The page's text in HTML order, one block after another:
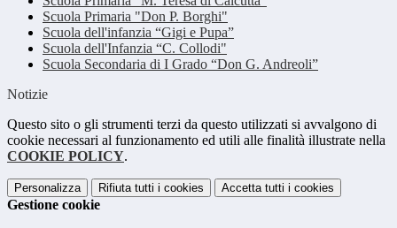
Scuola Primaria "Don P. Borghi"
Scuola dell'infanzia “Gigi e Pupa”
Scuola dell'Infanzia “C. Collodi"
Scuola Secondaria di I Grado “Don G. Andreoli”
Notizie
Questo sito o gli strumenti terzi da questo utilizzati si avvalgono di
cookie necessari al funzionamento ed utili alle finalità illustrate nella
COOKIE POLICY.
Personalizza Rifiuta tutti i cookies Accetta tutti i cookies
Gestione cookie